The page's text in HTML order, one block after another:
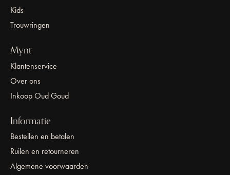
Kids
Trouwringen
Mynt
Klantenservice
Over ons
Inkoop Oud Goud
Informatie
Bestellen en betalen
Ruilen en retourneren
Algemene voorwaarden